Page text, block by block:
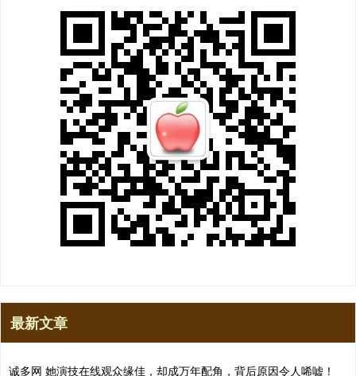
最新文章
诚多网 她演技在线观众缘佳，却成万年配角，背后原因令人唏嘘！